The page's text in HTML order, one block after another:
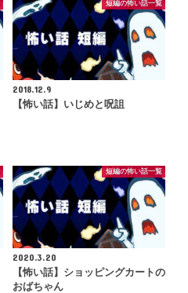
短編の怖い話一覧
2018.12.9
【怖い話】いじめと呪詛
短編の怖い話一覧
2020.3.20
【怖い話】ショッピングカートの
おばちゃん